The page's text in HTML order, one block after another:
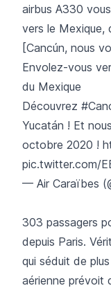
airbus A330
vers le Mexique,
[Cancún, nous
Envolez-vous
du Mexique
Découvrez
Yucatán ! Et
octobre 2020 !
pic.twitter.com/
— Air Caraïbes
303 passagers
depuis Paris.
qui séduit de
aérienne prévoit